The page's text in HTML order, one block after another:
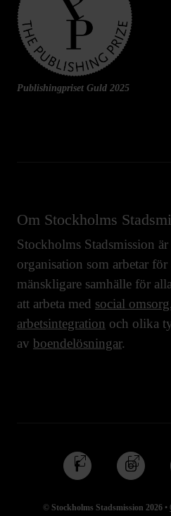
Publishingpriset Guld 2025
Om Stockholms
Stockholms Stadsmission
organisation som arbetar för
mänskligare samhälle för
att arbeta med social omsorg,
arbetsintegration och olika
av boendelösningar.
© Stockholms Stadsmission 2026 •
Följ
oss
Facebook
Följ
oss
Instagram